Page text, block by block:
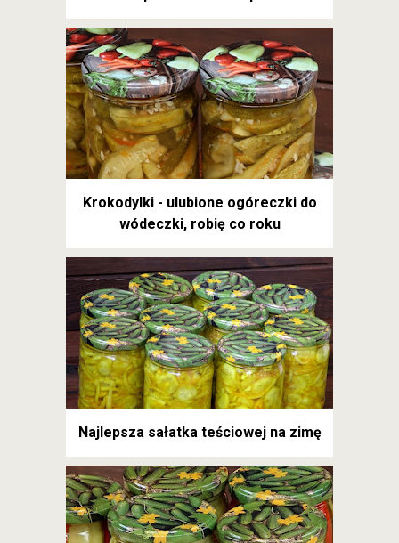
Krokodylki - ulubione ogóreczki do
wódeczki, robię co roku
Najlepsza sałatka teściowej na zimę